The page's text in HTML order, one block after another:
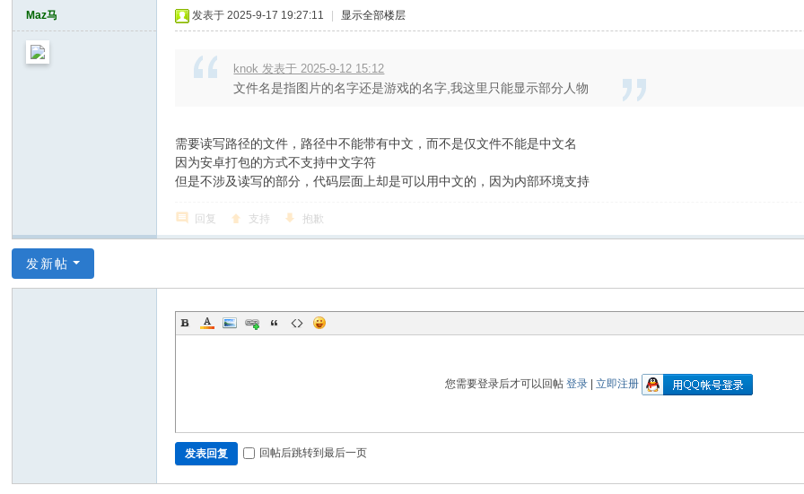
Maz马 发表于 2025-9-17 19:27:11 显示全部楼层
knok 发表于 2025-9-12 15:12
文件名是指图片的名字还是游戏的名字,我这里只能显示部分人物
需要读写路径的文件，路径中不能带有中文，而不是仅文件不能是中文名
因为安卓打包的方式不支持中文字符
但是不涉及读写的部分，代码层面上却是可以用中文的，因为内部环境支持
回复 支持 抱歉
发新帖
您需要登录后才可以回帖 登录| 立即注册
发表回复 回帖后跳转到最后一页